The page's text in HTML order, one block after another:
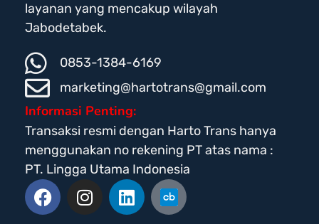
layanan yang mencakup wilayah
Jabodetabek.
0853-1384-6169
marketing@hartotrans@gmail.com
Informasi Penting:
Transaksi resmi dengan Harto Trans hanya
menggunakan no rekening PT atas nama :
PT. Lingga Utama Indonesia